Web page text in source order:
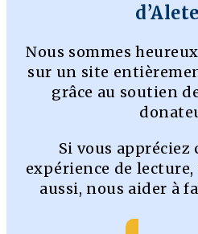
Nous sommes
sur un site
grâce au soutien
Si vous
expérience de lecture,
aussi, nous aider à